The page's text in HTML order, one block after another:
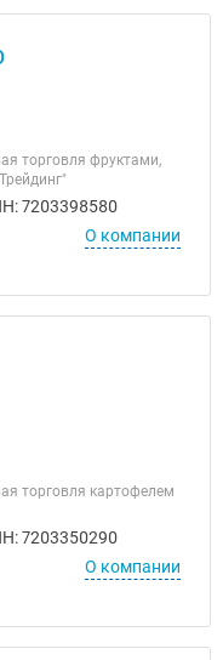
торговля фруктами,
7203398580
О компании
торговля картофелем
7203350290
О компании